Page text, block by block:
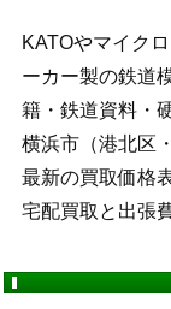
KATOやマイク
ーカー製の鉄道
籍・鉄道資料・
横浜市（港北区
最新の買取価格
宅配買取と出張